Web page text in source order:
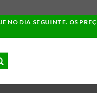
NO DIA SEGUINTE. OS